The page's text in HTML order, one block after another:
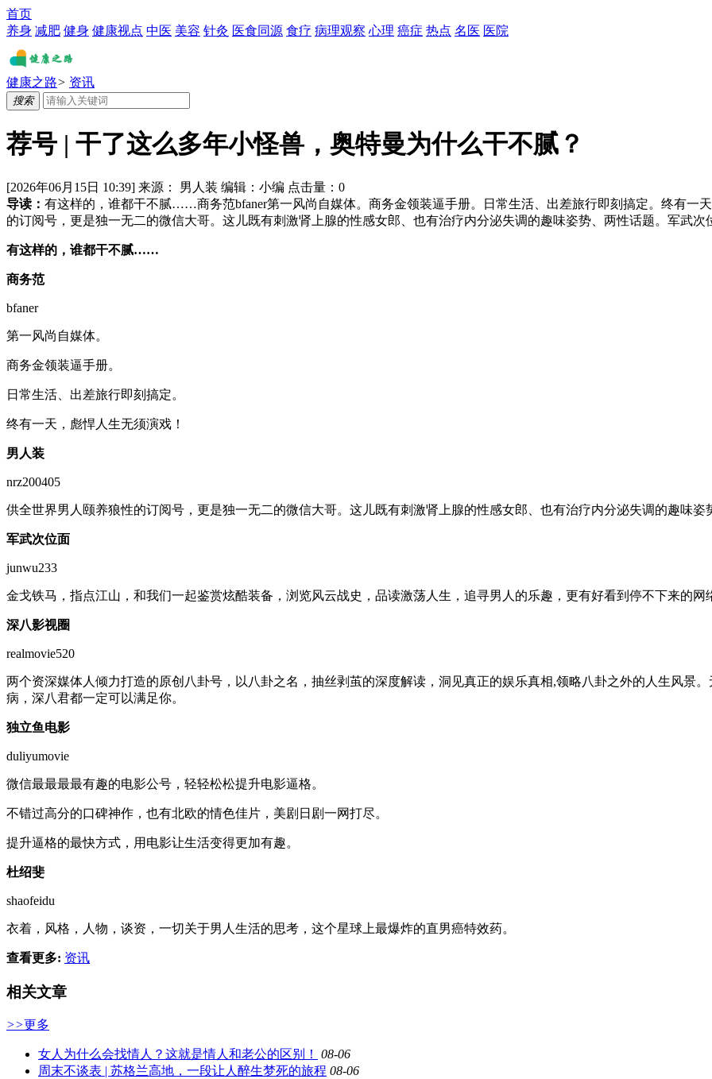
首页
养身 减肥 健身 健康视点 中医 美容 针灸 医食同源 食疗 病理观察 心理 癌症 热点 名医 医院
健康之路> 资讯
搜索
荐号 | 干了这么多年小怪兽，奥特曼为什么干不腻？
[2026年06月15日 10:39] 来源： 男人装 编辑： 小编 点击量： 0
导读： 有这样的，谁都干不腻……商务范bfaner第一风尚自媒体。商务金领装逼手册。日常生活、出差旅行即刻搞定。终有一
的订阅号，更是独一无二的微信大哥。这儿既有刺激肾上腺的性感女郎、也有治疗内分泌失调的趣味姿势、两性话题。军武次
有这样的，谁都干不腻……
商务范
bfaner
第一风尚自媒体。
商务金领装逼手册。
日常生活、出差旅行即刻搞定。
终有一天，彪悍人生无须演戏！
男人装
nrz200405
供全世界男人颐养狼性的订阅号，更是独一无二的微信大哥。这儿既有刺激肾上腺的性感女郎、也有治疗内分泌失调的趣味姿
军武次位面
junwu233
金戈铁马，指点江山，和我们一起鉴赏炫酷装备，浏览风云战史，品读激荡人生，追寻男人的乐趣，更有好看到停不下来的网
深八影视圈
realmovie520
两个资深媒体人倾力打造的原创八卦号，以八卦之名，抽丝剥茧的深度解读，洞见真正的娱乐真相,领略八卦之外的人生风景
病，深八君都一定可以满足你。
独立鱼电影
duliyumovie
微信最最最最有趣的电影公号，轻轻松松提升电影逼格。
不错过高分的口碑神作，也有北欧的情色佳片，美剧日剧一网打尽。
提升逼格的最快方式，用电影让生活变得更加有趣。
杜绍斐
shaofeidu
衣着，风格，人物，谈资，一切关于男人生活的思考，这个星球上最爆炸的直男癌特效药。
查看更多: 资讯
相关文章
>>更多
女人为什么会找情人？这就是情人和老公的区别！
08-06
周末不谈表 | 苏格兰高地，一段让人醉生梦死的旅程 08-06